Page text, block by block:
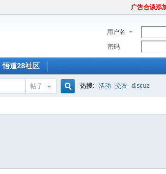
广告合谈添
用户名
密码
悟道28社区
帖子 热搜: 活动 交友 discuz